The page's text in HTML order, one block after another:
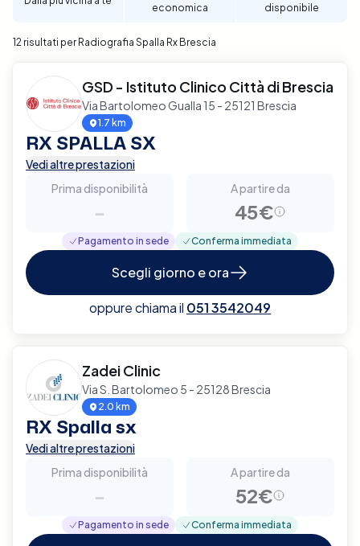
economica
disponibile
12 risultati per Radiografia Spalla Rx Brescia
GSD - Istituto Clinico Città di Brescia
Via Bartolomeo Gualla 15 - 25121 Brescia
1.7 km
RX SPALLA SX
Vedi altre prestazioni
Prima disponibilità
-
A partire da
45€
Pagamento in sede Conferma immediata
Scegli giorno e ora
oppure chiama il 051 3542049
Zadei Clinic
Via S. Bartolomeo 5 - 25128 Brescia
2.0 km
RX Spalla sx
Vedi altre prestazioni
Prima disponibilità
-
A partire da
52€
Pagamento in sede Conferma immediata